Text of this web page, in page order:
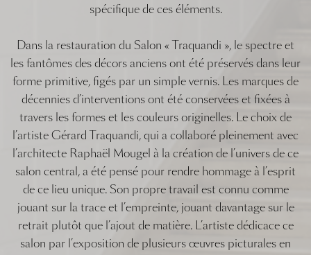
spécifique de ces éléments.
Dans la restauration du Salon « Traquandi », le spectre et
les fantômes des décors anciens ont été préservés dans leur
forme primitive, figés par un simple vernis. Les marques de
décennies d’interventions ont été conservées et fixées à
travers les formes et les couleurs originelles. Le choix de
l’artiste Gérard Traquandi, qui a collaboré pleinement avec
l’architecte Raphaël Mougel à la création de l’univers de ce
salon central, a été pensé pour rendre hommage à l’esprit
de ce lieu unique. Son propre travail est connu comme
jouant sur la trace et l’empreinte, jouant davantage sur le
retrait plutôt que l’ajout de matière. L’artiste dédicace ce
salon par l’exposition de plusieurs œuvres picturales en